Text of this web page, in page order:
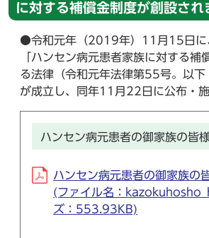
に対する補償金制度が創設され
●令和元年（2019年）11月15日に
「ハンセン病元患者家族に対する補
る法律（令和元年法律第55号。以下
が成立し、同年11月22日に公布・施
ハンセン病元患者の御家族の皆
ハンセン病元患者の御家族の
(ファイル名：
ズ：553.93KB)